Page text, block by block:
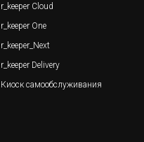
r_keeper Cloud
r_keeper One
r_keeper_Next
r_keeper Delivery
Киоск самообслуживания